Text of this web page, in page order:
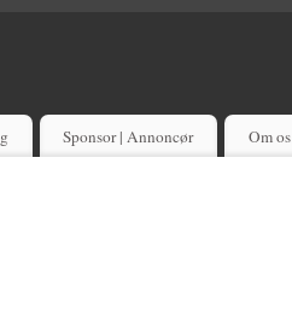
Sponsor | Annoncør Om os